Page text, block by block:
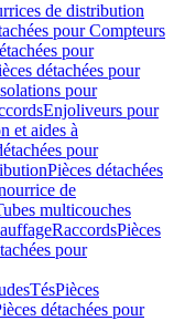
de distribution
pour Compteurs
pour
détachées pour
pour
Enjoliveurs pour
et aides à
pour
Pièces détachées
de
multicouches
RaccordsPièces
pour
TésPièces
détachées pour